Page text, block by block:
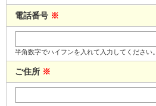
電話番号 ※
半角数字でハイフンを入れて入力してください。
ご住所 ※